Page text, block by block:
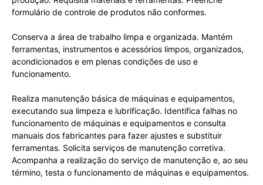
formulário de controle de produtos não conformes.
Conserva a área de trabalho limpa e organizada. Mantém
ferramentas, instrumentos e acessórios limpos, organizados,
acondicionados e em plenas condições de uso e
funcionamento.
Realiza manutenção básica de máquinas e equipamentos,
executando sua limpeza e lubrificação. Identifica falhas no
funcionamento de máquinas e equipamentos e consulta
manuais dos fabricantes para fazer ajustes e substituir
ferramentas. Solicita serviços de manutenção corretiva.
Acompanha a realização do serviço de manutenção e, ao seu
término, testa o funcionamento de máquinas e equipamentos.